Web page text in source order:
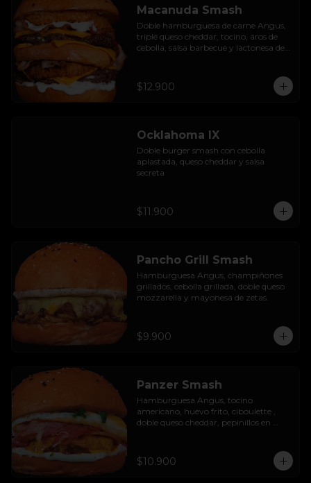
Macanuda Smash
Doble hamburguesa de carne Angus,
triple queso cheddar, tocino, aros de
cebolla, salsa barbecue y lactonesa de
$12.900
Ocklahoma IX
Doble burger smash con cebolla
aplastada, queso cheddar y salsa
secreta
$11.900
Pancho Grill Smash
Hamburguesa Angus, champiñones
grillados, cebolla grillada, doble queso
mozzarella y mayonesa de zetas.
$9.900
Panzer Smash
Hamburguesa Angus, tocino
americano, huevo frito, ciboulette ,
doble queso cheddar, pepinillos en
$10.900